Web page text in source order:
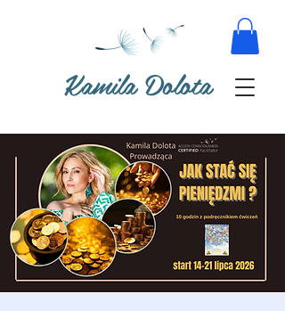
Kamila Dolota